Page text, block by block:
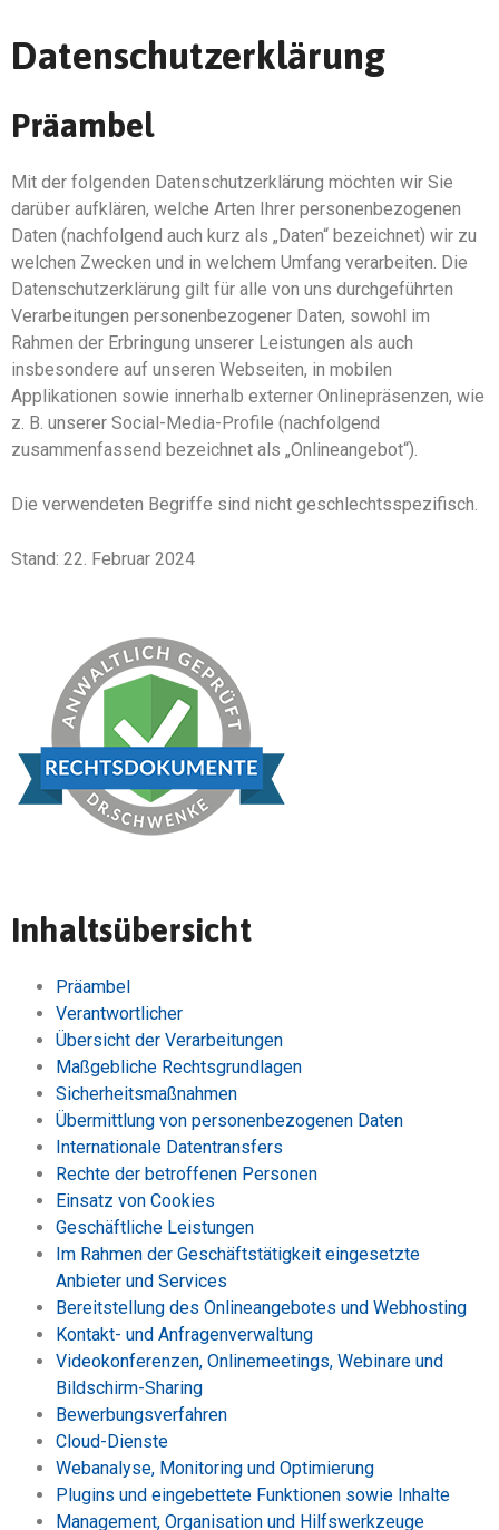
Datenschutzerklärung
Präambel
Mit der folgenden Datenschutzerklärung möchten wir Sie
darüber aufklären, welche Arten Ihrer personenbezogenen
Daten (nachfolgend auch kurz als „Daten“ bezeichnet) wir zu
welchen Zwecken und in welchem Umfang verarbeiten. Die
Datenschutzerklärung gilt für alle von uns durchgeführten
Verarbeitungen personenbezogener Daten, sowohl im
Rahmen der Erbringung unserer Leistungen als auch
insbesondere auf unseren Webseiten, in mobilen
Applikationen sowie innerhalb externer Onlinepräsenzen, wie
z. B. unserer Social-Media-Profile (nachfolgend
zusammenfassend bezeichnet als „Onlineangebot“).
Die verwendeten Begriffe sind nicht geschlechtsspezifisch.
Stand: 22. Februar 2024
Inhaltsübersicht
Präambel
Verantwortlicher
Übersicht der Verarbeitungen
Maßgebliche Rechtsgrundlagen
Sicherheitsmaßnahmen
Übermittlung von personenbezogenen Daten
Internationale Datentransfers
Rechte der betroffenen Personen
Einsatz von Cookies
Geschäftliche Leistungen
Im Rahmen der Geschäftstätigkeit eingesetzte
Anbieter und Services
Bereitstellung des Onlineangebotes und Webhosting
Kontakt- und Anfragenverwaltung
Videokonferenzen, Onlinemeetings, Webinare und
Bildschirm-Sharing
Bewerbungsverfahren
Cloud-Dienste
Webanalyse, Monitoring und Optimierung
Plugins und eingebettete Funktionen sowie Inhalte
Management, Organisation und Hilfswerkzeuge